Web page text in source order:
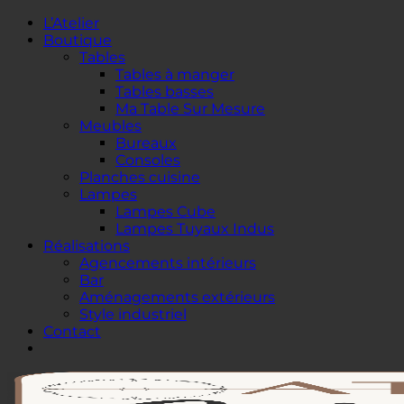
Passer
contenu
L’Atelier
Boutique
Tables
Tables à manger
Tables basses
Ma Table Sur Mesure
Meubles
Bureaux
Consoles
Planches cuisine
Lampes
Lampes Cube
Lampes Tuyaux Indus
Réalisations
Agencements intérieurs
Bar
Aménagements extérieurs
Style industriel
Contact